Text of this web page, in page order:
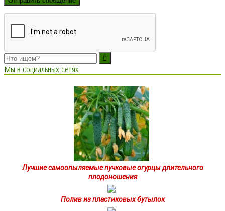
Мы в социальных сетях
Лучшие самоопыляемые пучковые огурцы длительного
плодоношения
Полив из пластиковых бутылок